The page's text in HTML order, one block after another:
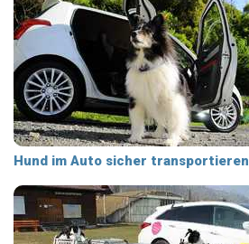
Hund im Auto sicher transportieren